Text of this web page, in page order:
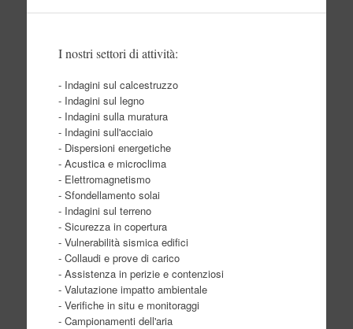
I nostri settori di attività:
- Indagini sul calcestruzzo
- Indagini sul legno
- Indagini sulla muratura
- Indagini sull'acciaio
- Dispersioni energetiche
- Acustica e microclima
- Elettromagnetismo
- Sfondellamento solai
- Indagini sul terreno
- Sicurezza in copertura
- Vulnerabilità sismica edifici
- Collaudi e prove di carico
- Assistenza in perizie e contenziosi
- Valutazione impatto ambientale
- Verifiche in situ e monitoraggi
- Campionamenti dell'aria